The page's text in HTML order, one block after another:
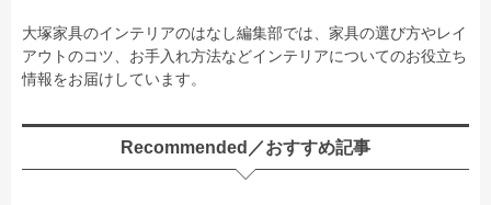
大塚家具のインテリアのはなし編集部では、家具の選び方やレイ
アウトのコツ、お手入れ方法などインテリアについてのお役立ち
情報をお届けしています。
Recommended／おすすめ記事